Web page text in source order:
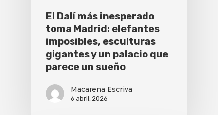
El Dalí más inesperado
toma Madrid: elefantes
imposibles, esculturas
gigantes y un palacio que
parece un sueño
Macarena Escriva
6 abril, 2026